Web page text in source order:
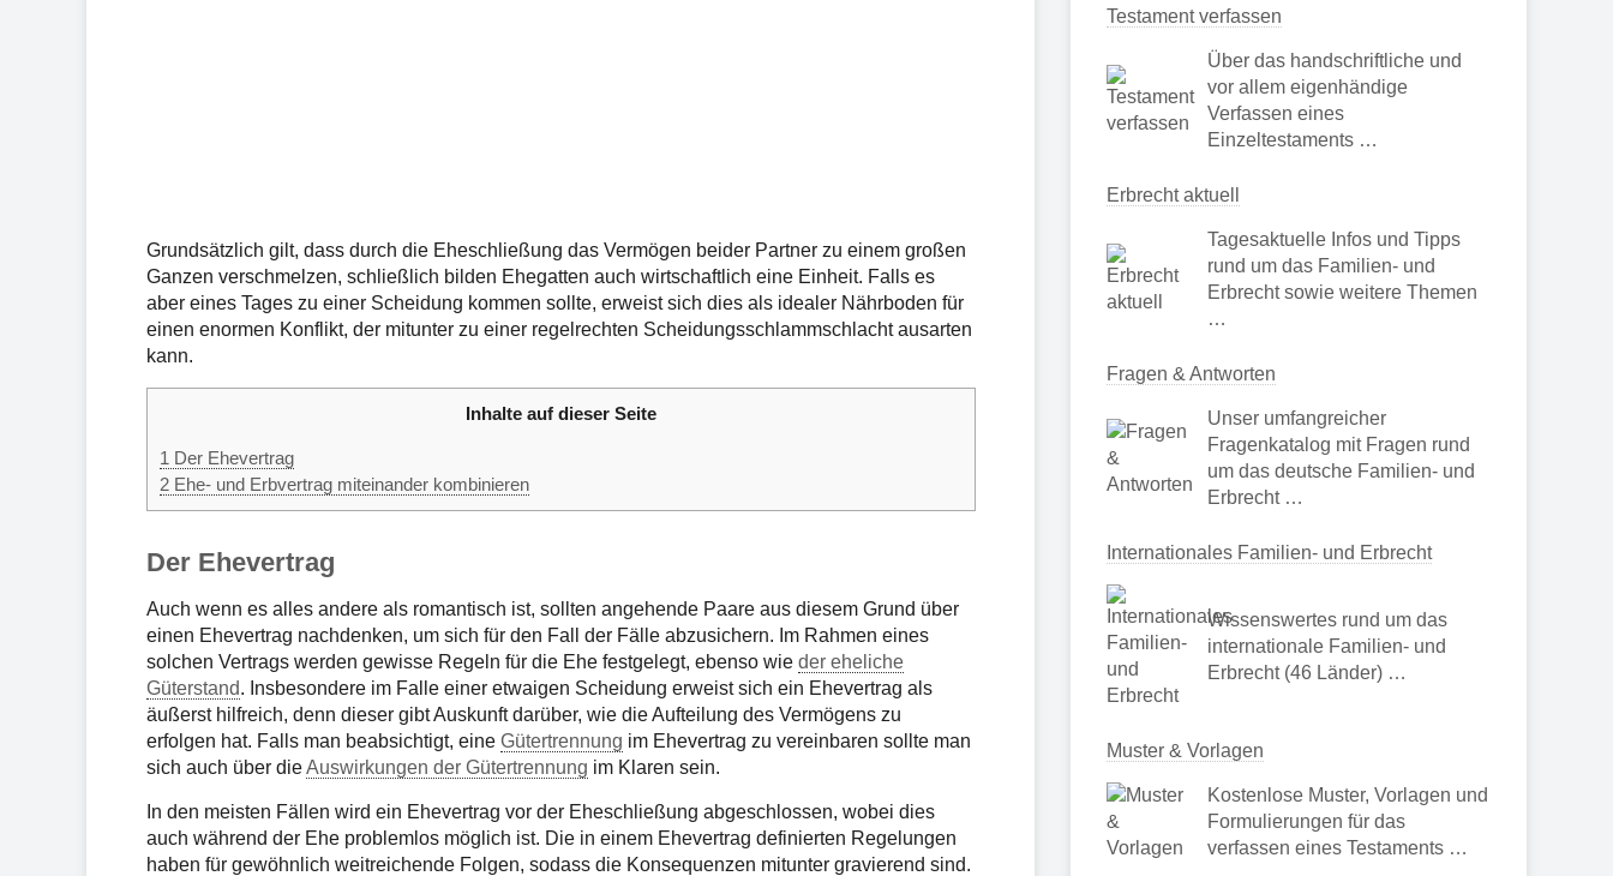
Grundsätzlich gilt, dass durch die Eheschließung das Vermögen beider Partner zu einem großen
Ganzen verschmelzen, schließlich bilden Ehegatten auch wirtschaftlich eine Einheit. Falls es
aber eines Tages zu einer Scheidung kommen sollte, erweist sich dies als idealer Nährboden für
einen enormen Konflikt, der mitunter zu einer regelrechten Scheidungsschlammschlacht ausarten
kann.
Inhalte auf dieser Seite
1 Der Ehevertrag
2 Ehe- und Erbvertrag miteinander kombinieren
Der Ehevertrag
Auch wenn es alles andere als romantisch ist, sollten angehende Paare aus diesem Grund über
einen Ehevertrag nachdenken, um sich für den Fall der Fälle abzusichern. Im Rahmen eines
solchen Vertrags werden gewisse Regeln für die Ehe festgelegt, ebenso wie der eheliche
Güterstand. Insbesondere im Falle einer etwaigen Scheidung erweist sich ein Ehevertrag als
äußerst hilfreich, denn dieser gibt Auskunft darüber, wie die Aufteilung des Vermögens zu
erfolgen hat. Falls man beabsichtigt, eine Gütertrennung im Ehevertrag zu vereinbaren sollte man
sich auch über dieAuswirkungen der Gütertrennung im Klaren sein.
In den meisten Fällen wird ein Ehevertrag vor der Eheschließung abgeschlossen, wobei dies
auch während der Ehe problemlos möglich ist. Die in einem Ehevertrag definierten Regelungen
haben für gewöhnlich weitreichende Folgen, sodass die Konsequenzen mitunter gravierend sind.
Testament verfassen
Über das handschriftliche und
vor allem eigenhändige
Verfassen eines
Einzeltestaments …
Erbrecht aktuell
Tagesaktuelle Infos und Tipps
rund um das Familien- und
Erbrecht sowie weitere Themen
…
Fragen & Antworten
Unser umfangreicher
Fragenkatalog mit Fragen rund
um das deutsche Familien- und
Erbrecht …
Internationales Familien- und Erbrecht
Wissenswertes rund um das
internationale Familien- und
Erbrecht (46 Länder) …
Muster & Vorlagen
Kostenlose Muster, Vorlagen und
Formulierungen für das
verfassen eines Testaments …